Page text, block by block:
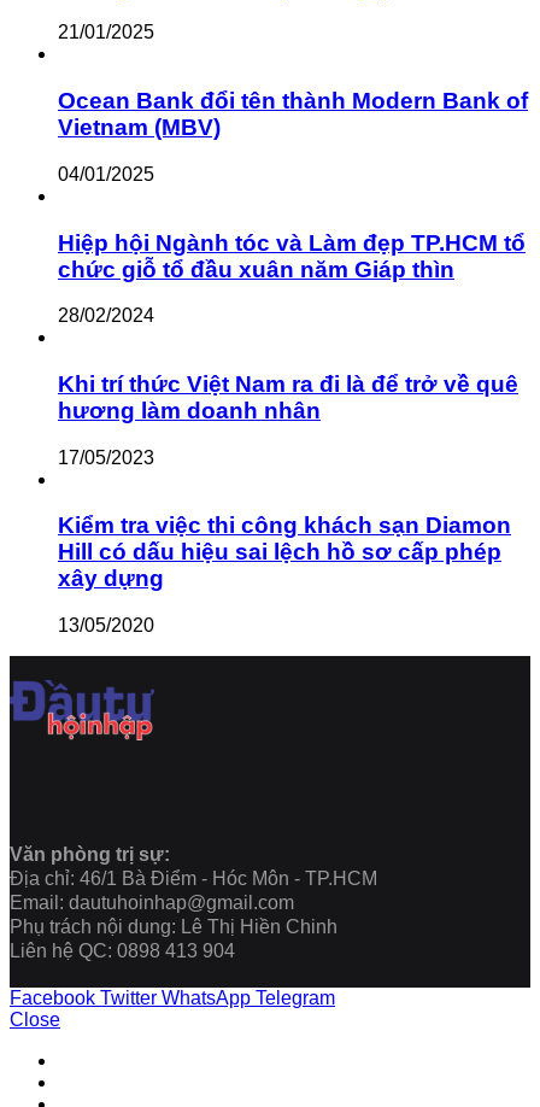
21/01/2025
Ocean Bank đổi tên thành Modern Bank of
Vietnam (MBV)
04/01/2025
Hiệp hội Ngành tóc và Làm đẹp TP.HCM tổ
chức giỗ tổ đầu xuân năm Giáp thìn
28/02/2024
Khi trí thức Việt Nam ra đi là để trở về quê
hương làm doanh nhân
17/05/2023
Kiểm tra việc thi công khách sạn Diamon
Hill có dấu hiệu sai lệch hồ sơ cấp phép
xây dựng
13/05/2020
Văn phòng trị sự:
Địa chỉ: 46/1 Bà Điểm - Hóc Môn - TP.HCM
Email: dautuhoinhap@gmail.com
Phụ trách nội dung: Lê Thị Hiền Chinh
Liên hệ QC: 0898 413 904
Facebook Twitter WhatsApp Telegram
Close